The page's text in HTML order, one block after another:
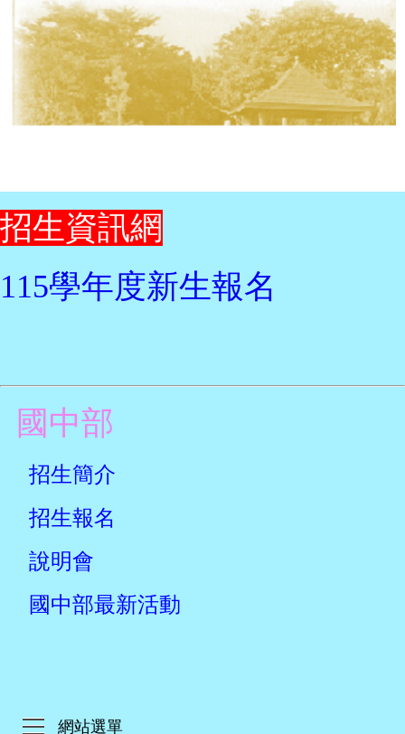
招生資訊網
115學年度新生報名
國中部
招生簡介
招生報名
說明會
國中部最新活動
網站選單